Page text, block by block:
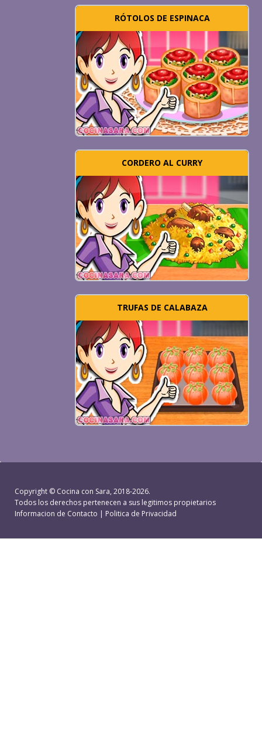
RÓTOLOS DE ESPINACA
CORDERO AL CURRY
TRUFAS DE CALABAZA
Copyright © Cocina con Sara, 2018-2026.
Todos los derechos pertenecen a sus legitimos propietarios
Informacion de Contacto | Politica de Privacidad